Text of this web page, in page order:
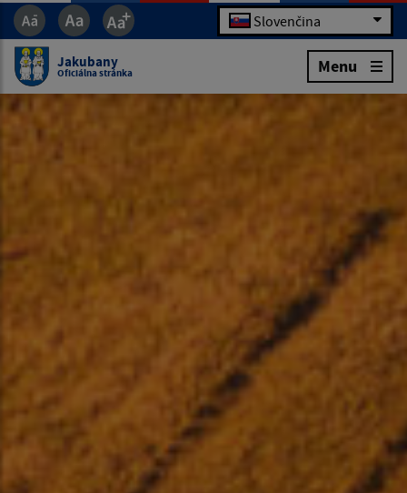
Slovenčina
Jakubany
Oficiálna stránka Menu